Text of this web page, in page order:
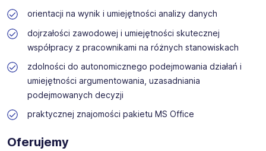
orientacji na wynik i umiejętności analizy danych
dojrzałości zawodowej i umiejętności skutecznej
współpracy z pracownikami na różnych stanowiskach
zdolności do autonomicznego podejmowania działań i
umiejętności argumentowania, uzasadniania
podejmowanych decyzji
praktycznej znajomości pakietu MS Office
Oferujemy